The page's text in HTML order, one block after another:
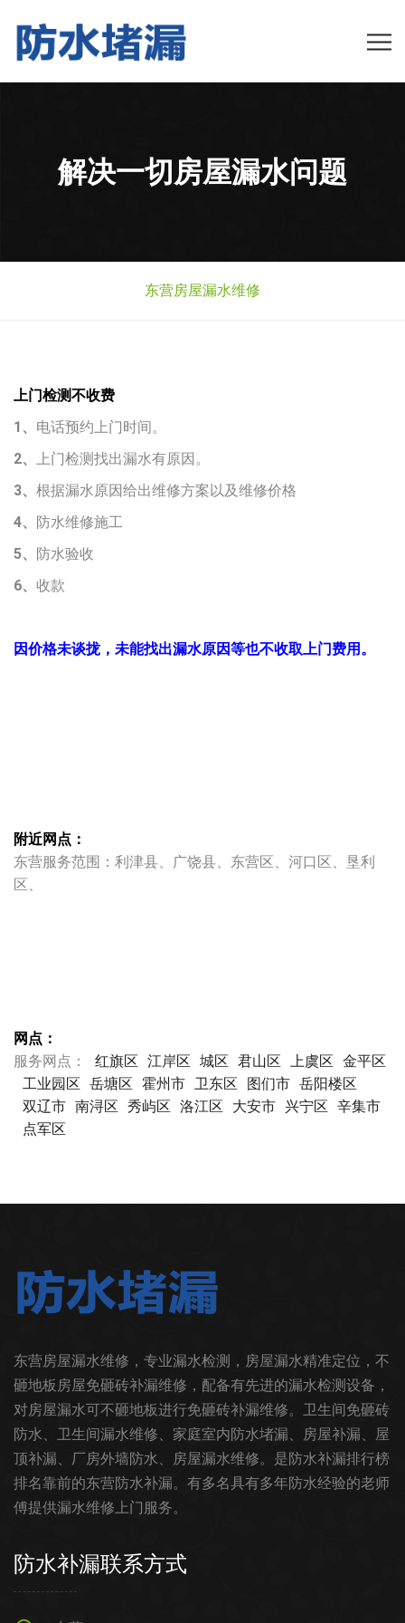
解决一切房屋漏水问题
东营房屋漏水维修
上门检测不收费
1、 电话预约上门时间。
2、 上门检测找出漏水有原因。
3、 根据漏水原因给出维修方案以及维修价格
4、 防水维修施工
5、 防水验收
6、 收款
因价格未谈拢，未能找出漏水原因等也不收取上门费用。
附近网点：
东营服务范围：利津县、广饶县、东营区、河口区、垦利
区、
网点：
服务网点：
红旗区 江岸区 城区 君山区 上虞区 金平区
工业园区 岳塘区 霍州市 卫东区 图们市 岳阳楼区
双辽市 南浔区 秀屿区 洛江区 大安市 兴宁区 辛集市
点军区
东营房屋漏水维修，专业漏水检测，房屋漏水精准定位，不
砸地板房屋免砸砖补漏维修，配备有先进的漏水检测设备，
对房屋漏水可不砸地板进行免砸砖补漏维修。卫生间免砸砖
防水、卫生间漏水维修、家庭室内防水堵漏、房屋补漏、屋
顶补漏、厂房外墙防水、房屋漏水维修。是防水补漏排行榜
排名靠前的东营防水补漏。有多名具有多年防水经验的老师
傅提供漏水维修上门服务。
防水补漏联系方式